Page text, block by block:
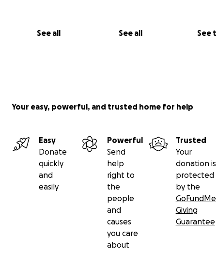
See all See all See
Your easy, powerful, and trusted home for help
Easy
Donate
quickly
and
easily
Powerful
Send
help
right to
the
people
and
causes
you care
about
Trusted
Your
donation is
protected
by the
GoFundMe
Giving
Guarantee